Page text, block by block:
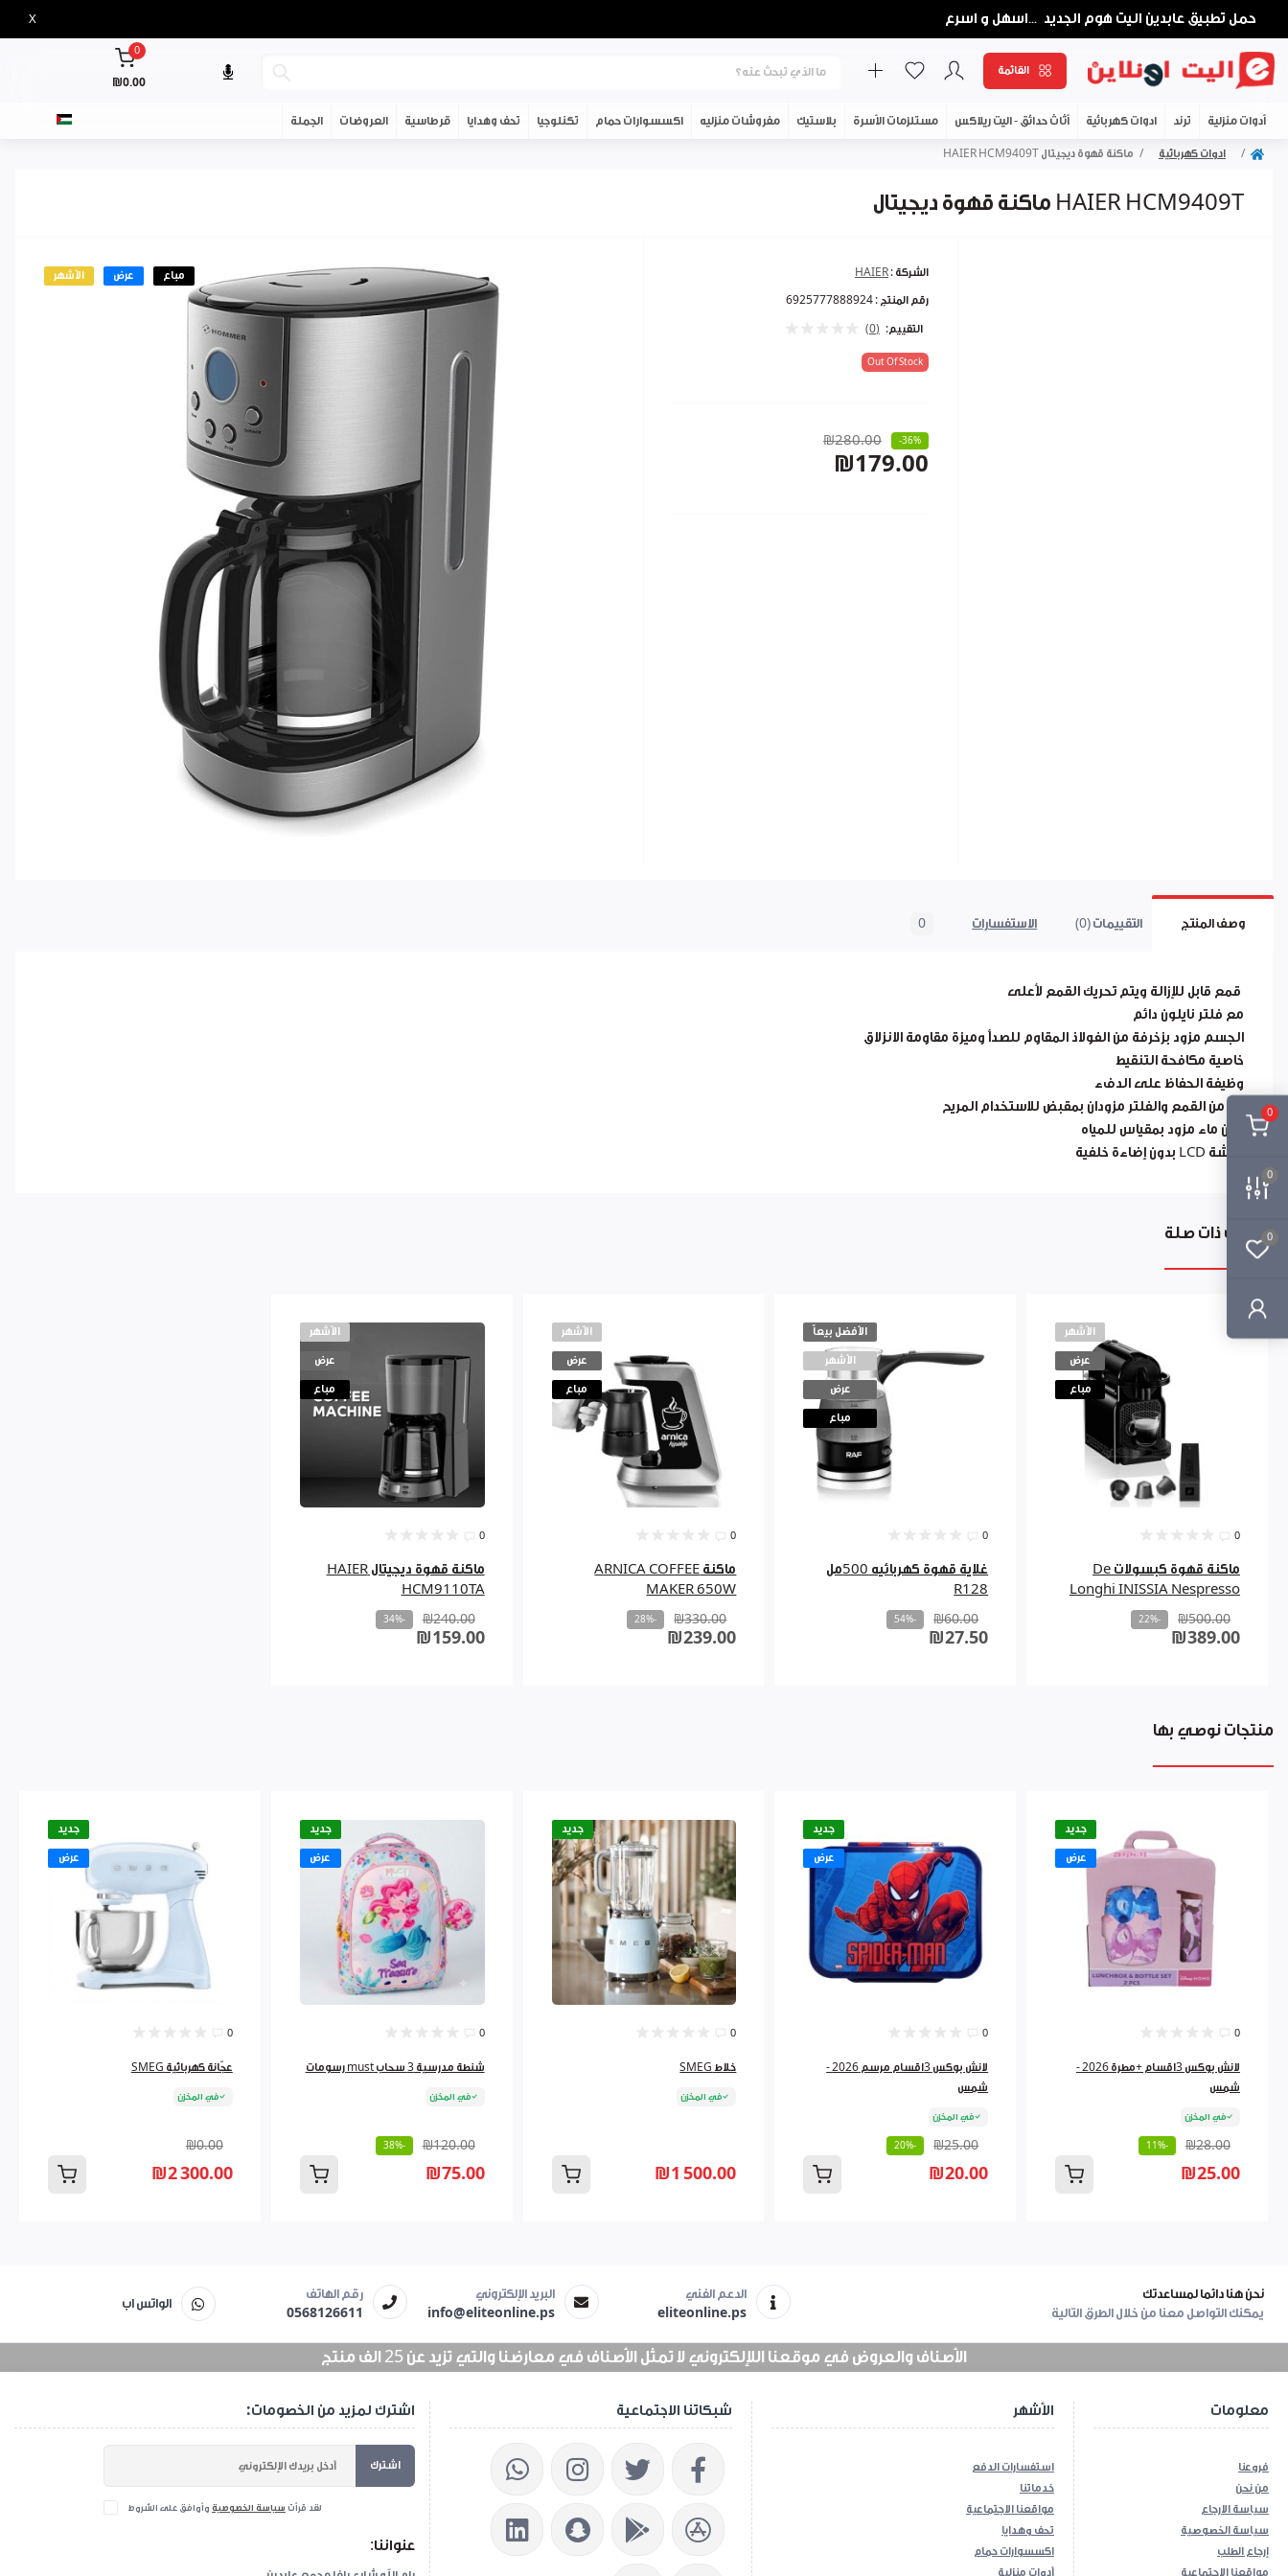
0
0
0
حمل تطبيق عابدين اليت هوم الجديد ...اسهل و اسرع X
القائمة
0
₪0.00
أدوات منزلية ترند ادوات كهربائية أثاث حدائق - اليت ريلاكس مستلزمات الأسرة بلاستيك مفروشات منزليه اكسسوارات حمام تكنلوجيا تحف وهدايا قرطاسية العروضات الجملة
ادوات كهربائية ماكنة قهوة ديجيتال HAIER HCM9409T
ماكنة قهوة ديجيتال HAIER HCM9409T
الأشهر عرض مباع الشركة : HAIER
رقم المنتج : 6925777888924
التقييم: (0)
Out Of Stock
₪280.00 -36%
₪179.00
وصف المنتج التقييمات (0) الاستفسارات 0
قمع قابل للإزالة ويتم تحريك القمع لأعلى
مع فلتر نايلون دائم
الجسم مزود بزخرفة من الفولاذ المقاوم للصدأ وميزة مقاومة الانزلاق
خاصية مكافحة التنقيط
وظيفة الحفاظ على الدفء
كل من القمع والفلتر مزودان بمقبض للاستخدام المريح
خزان ماء مزود بمقياس للمياه
شاشة LCD بدون إضاءة خلفية
منتجات ذات صلة
الأشهر
عرض
مباع
0
ماكنة قهوة كبسولات De
Longhi INISSIA Nespresso
₪500.00
-22%
₪389.00
الأفضل بيعاً
الأشهر
عرض
مباع
0
غلاية قهوة كهربائيه 500مل
R128
₪60.00
-54%
₪27.50
الأشهر
عرض
مباع
0
ماكنة ARNICA COFFEE
MAKER 650W
₪330.00
-28%
₪239.00
الأشهر
عرض
مباع
0
ماكنة قهوة ديجيتال HAIER
HCM9110TA
₪240.00
-34%
₪159.00
منتجات نوصي بها
جديد
عرض
0
لانش بوكس 3اقسام +مطرة 2026 -
شمس
في المخزن
₪28.00
-11%
₪25.00
جديد
عرض
0
لانش بوكس 3اقسام مرسم 2026 -
شمس
في المخزن
₪25.00
-20%
₪20.00
جديد
0
خلاط SMEG
في المخزن
₪1 500.00
جديد
عرض
0
شنطة مدرسية 3 سحاب must رسومات
في المخزن
₪120.00
-38%
₪75.00
جديد
عرض
0
عجّانة كهربائية SMEG
في المخزن
₪0.00
₪2 300.00
نحن هنا دائما لمساعدتك
يمكنك التواصل معنا من خلال الطرق التالية
الدعم الفني
eliteonline.ps
البريد الإلكتروني
info@eliteonline.ps
رقم الهاتف
0568126611
الواتس اب
الأصناف والعروض في موقعنا اللإلكتروني لا تمثل الأصناف في معارضنا والتي تزيد عن 25 الف منتج
اشترك لمزيد من الخصومات:
اشترك
لقد قرأت سياسة الخصوصية وأوافق على الشروط
عنواننا:
شبكاتنا الاجتماعية الأشهر
استفسارات الدفع
خدماتنا
مواقعنا الاجتماعية
تحف وهدايا
اكسسوارات حمام
أدوات منزلية
معلومات
فروعنا
من نحن
سياسة الارجاع
سياسة الخصوصية
إرجاع الطلب
مواقعنا الاجتماعية